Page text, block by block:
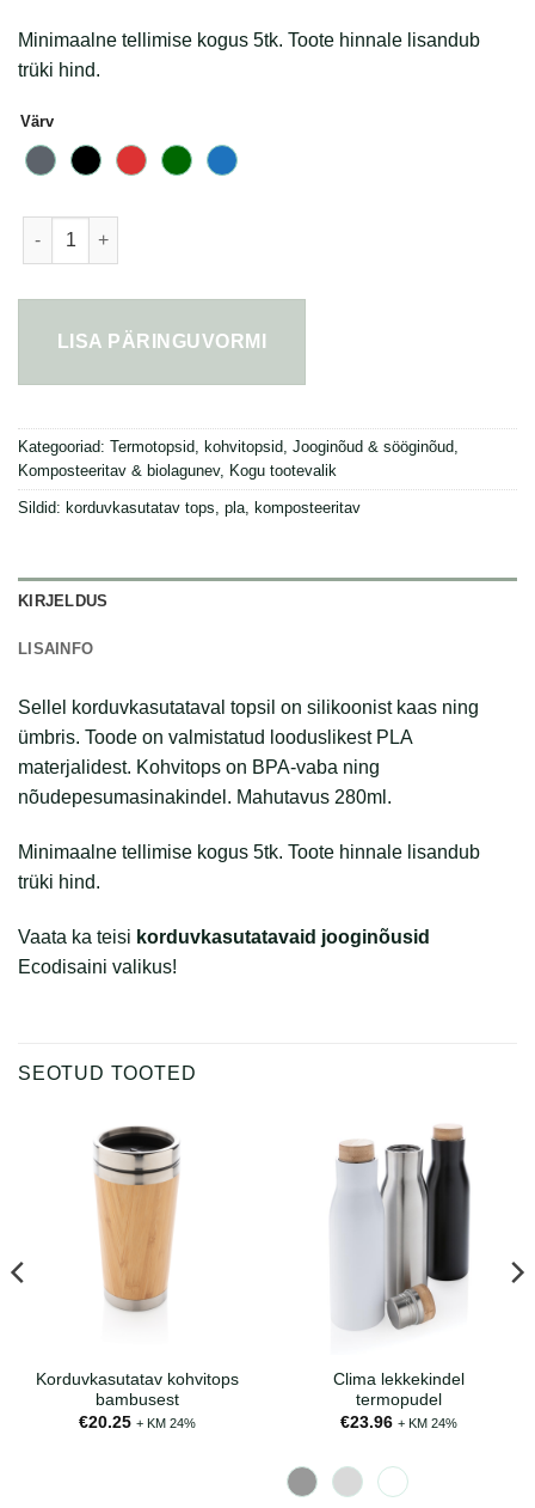
Minimaalne tellimise kogus 5tk. Toote hinnale lisandub
trüki hind.
Värv
LISA PÄRINGUVORMI
Kategooriad: Termotopsid, kohvitopsid, Jooginõud & sööginõud,
Komposteeritav & biolagunev, Kogu tootevalik
Sildid: korduvkasutatav tops, pla, komposteeritav
KIRJELDUS
LISAINFO
Sellel korduvkasutataval topsil on silikoonist kaas ning
ümbris. Toode on valmistatud looduslikest PLA
materjalidest. Kohvitops on BPA-vaba ning
nõudepesumasinakindel. Mahutavus 280ml.
Minimaalne tellimise kogus 5tk. Toote hinnale lisandub
trüki hind.
Vaata ka teisi korduvkasutatavaid jooginõusid
Ecodisaini valikus!
SEOTUD TOOTED
Korduvkasutatav kohvitops
bambusest
€20.25 + KM 24%
Clima lekkekindel
termopudel
€23.96 + KM 24%